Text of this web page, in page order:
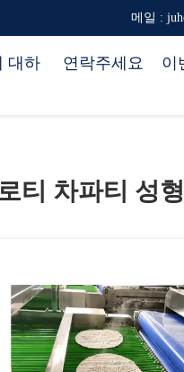
메일 :
대하
연락주세요 이
티 차파티 성